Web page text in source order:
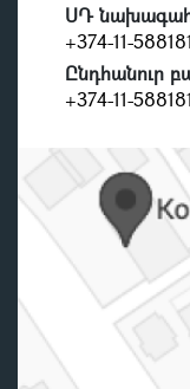
ՍԴ
+374-11-588181
Ընդհանուր
+374-11-588181